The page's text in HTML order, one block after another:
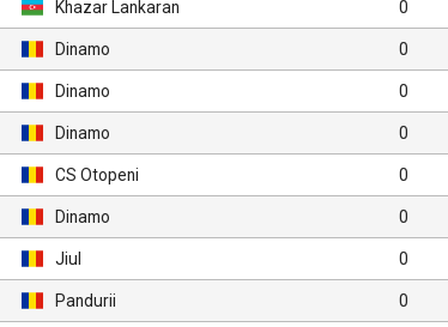
Khazar Lankaran 0
Dinamo 0
Dinamo 0
Dinamo 0
CS Otopeni 0
Dinamo 0
Jiul 0
Pandurii 0